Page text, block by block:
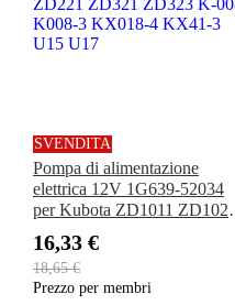
SVENDITA
Pompa di alimentazione
elettrica 12V 1G639-52034
per Kubota ZD1011
ZD221 ZD321 ZD323 K-008
K008-3 KX018-4 KX41-3
U15 U17
16,33 €
18,65 €
Prezzo per membri